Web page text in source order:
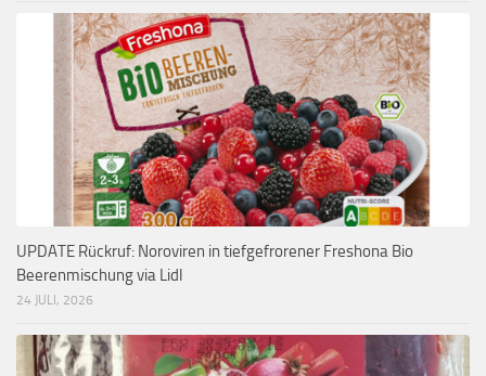
UPDATE Rückruf: Noroviren in tiefgefrorener Freshona Bio
Beerenmischung via Lidl
24 JULI, 2026